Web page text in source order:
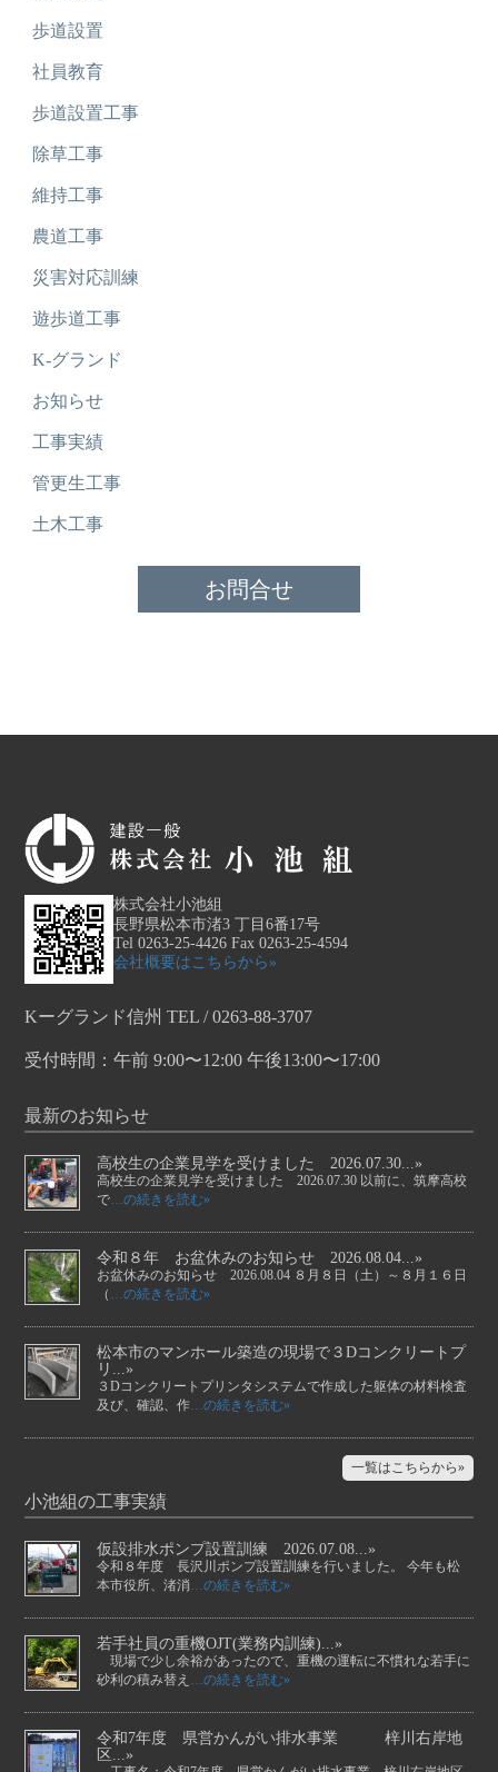
歩道設置
社員教育
歩道設置工事
除草工事
維持工事
農道工事
災害対応訓練
遊歩道工事
K-グランド
お知らせ
工事実績
管更生工事
土木工事
お問合せ
株式会社小池組
長野県松本市渚3 丁目6番17号
Tel 0263-25-4426 Fax 0263-25-4594
会社概要はこちらから»
Kーグランド信州 TEL / 0263-88-3707
受付時間：午前 9:00〜12:00 午後13:00〜17:00
最新のお知らせ
高校生の企業見学を受けました 2026.07.30...»
高校生の企業見学を受けました 2026.07.30 以前に、筑摩高校
で…の続きを読む»
令和８年 お盆休みのお知らせ 2026.08.04...»
お盆休みのお知らせ 2026.08.04 ８月８日（土）～８月１６日
（ …の続きを読む»
松本市のマンホール築造の現場で３Dコンクリートプ
リ...»
３Dコンクリートプリンタシステムで作成した躯体の材料検査
及び、確認、作…の続きを読む»
一覧はこちらから»
小池組の工事実績
仮設排水ポンプ設置訓練 2026.07.08...»
令和８年度 長沢川ポンプ設置訓練を行いました。 今年も松
本市役所、渚消…の続きを読む»
若手社員の重機OJT(業務内訓練)...»
現場で少し余裕があったので、重機の運転に不慣れな若手に
砂利の積み替え …の続きを読む»
令和7年度 県営かんがい排水事業 梓川右岸地
区...»